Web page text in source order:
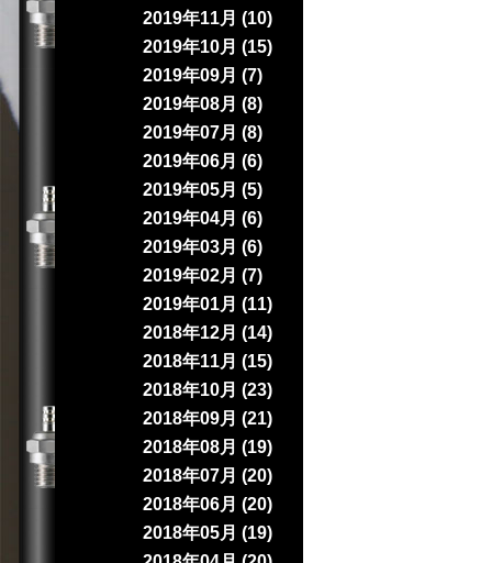
2019年11月 (10)
2019年10月 (15)
2019年09月 (7)
2019年08月 (8)
2019年07月 (8)
2019年06月 (6)
2019年05月 (5)
2019年04月 (6)
2019年03月 (6)
2019年02月 (7)
2019年01月 (11)
2018年12月 (14)
2018年11月 (15)
2018年10月 (23)
2018年09月 (21)
2018年08月 (19)
2018年07月 (20)
2018年06月 (20)
2018年05月 (19)